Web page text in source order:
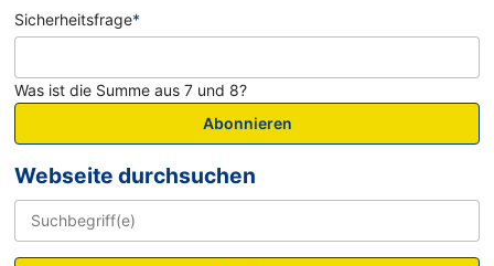
Sicherheitsfrage*
Was ist die Summe aus 7 und 8?
Abonnieren
Webseite durchsuchen